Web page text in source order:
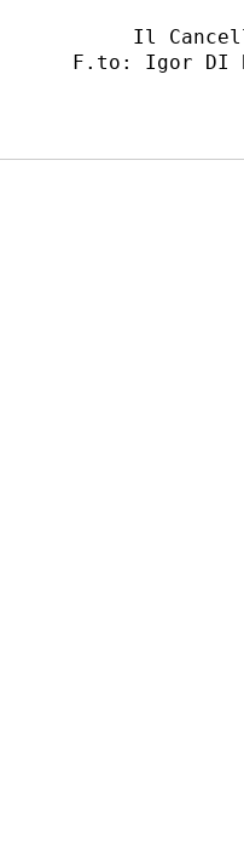
Il
F.to: Igor